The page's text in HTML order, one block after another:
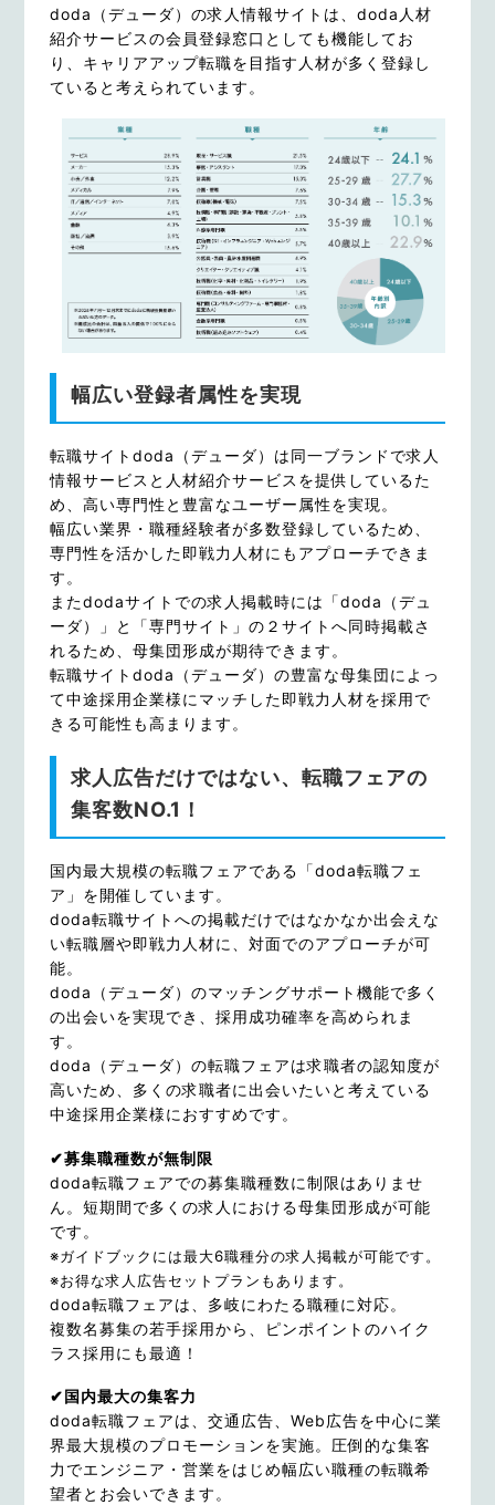
doda（デューダ）の求人情報サイトは、doda人材
紹介サービスの会員登録窓口としても機能してお
り、キャリアアップ転職を目指す人材が多く登録し
ていると考えられています。
幅広い登録者属性を実現
転職サイトdoda（デューダ）は同一ブランドで求人
情報サービスと人材紹介サービスを提供しているた
め、高い専門性と豊富なユーザー属性を実現。
幅広い業界・職種経験者が多数登録しているため、
専門性を活かした即戦力人材にもアプローチできま
す。
またdodaサイトでの求人掲載時には「doda（デュ
ーダ）」と「専門サイト」の２サイトへ同時掲載さ
れるため、母集団形成が期待できます。
転職サイトdoda（デューダ）の豊富な母集団によっ
て中途採用企業様にマッチした即戦力人材を採用で
きる可能性も高まります。
求人広告だけではない、転職フェアの
集客数NO.1！
国内最大規模の転職フェアである「doda転職フェ
ア」を開催しています。
doda転職サイトへの掲載だけではなかなか出会えな
い転職層や即戦力人材に、対面でのアプローチが可
能。
doda（デューダ）のマッチングサポート機能で多く
の出会いを実現でき、採用成功確率を高められま
す。
doda（デューダ）の転職フェアは求職者の認知度が
高いため、多くの求職者に出会いたいと考えている
中途採用企業様におすすめです。
✔募集職種数が無制限
doda転職フェアでの募集職種数に制限はありませ
ん。短期間で多くの求人における母集団形成が可能
です。
※ガイドブックには最大6職種分の求人掲載が可能です。
※お得な求人広告セットプランもあります。
doda転職フェアは、多岐にわたる職種に対応。
複数名募集の若手採用から、ピンポイントのハイク
ラス採用にも最適！
✔国内最大の集客力
doda転職フェアは、交通広告、Web広告を中心に業
界最大規模のプロモーションを実施。圧倒的な集客
力でエンジニア・営業をはじめ幅広い職種の転職希
望者とお会いできます。